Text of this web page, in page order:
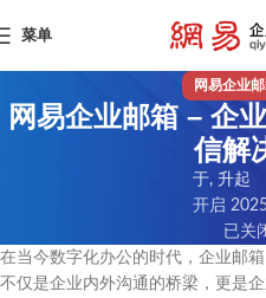
菜单
网易企业
网易企业邮箱 – 企
信解
于, 升起
开启
已关
在当今数字化办公的时代，企业邮
不仅是企业内外沟通的桥梁，更是